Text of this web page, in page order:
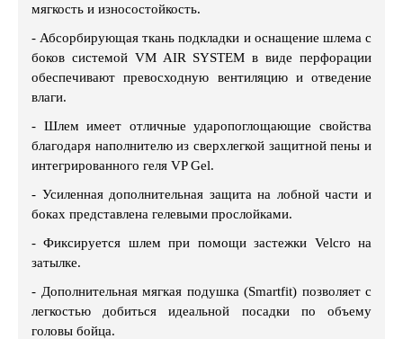
мягкость и износостойкость.
- Абсорбирующая ткань подкладки и оснащение шлема с
боков системой VM AIR SYSTEM в виде перфорации
обеспечивают превосходную вентиляцию и отведение
влаги.
- Шлем имеет отличные ударопоглощающие свойства
благодаря наполнителю из сверхлегкой защитной пены и
интегрированного геля VP Gel.
- Усиленная дополнительная защита на лобной части и
боках представлена гелевыми прослойками.
- Фиксируется шлем при помощи застежки Velcro на
затылке.
- Дополнительная мягкая подушка (Smartfit) позволяет с
легкостью добиться идеальной посадки по объему
головы бойца.